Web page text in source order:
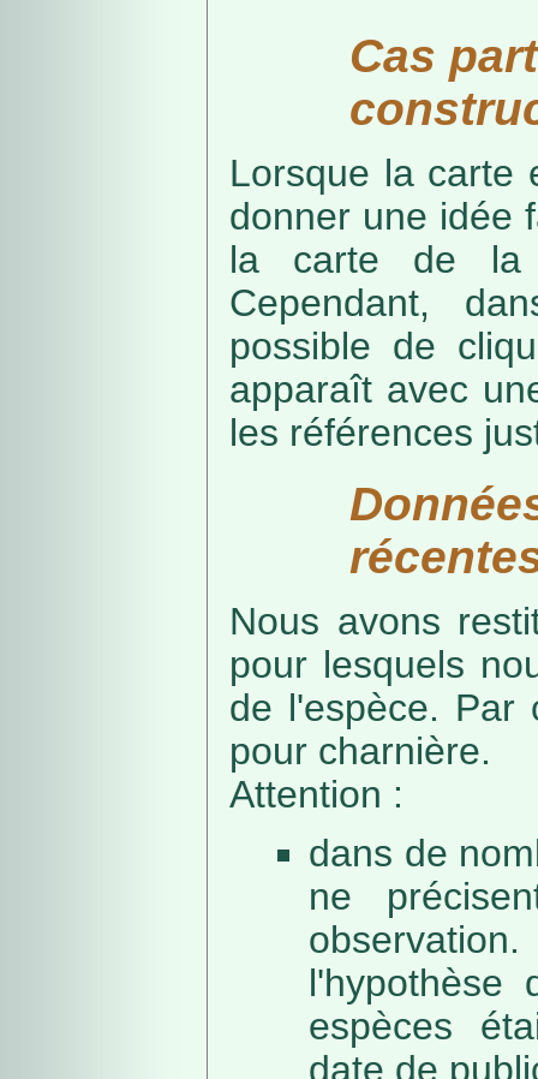
Cas
Lorsque la carte
donner une idée
la carte de la
Cependant,
possible de
apparaît avec
les références
Nous avons
pour lesquels
de l'espèce. Par
pour charnière.
Attention :
dans de
ne
l'hypothèse
espèces
date de